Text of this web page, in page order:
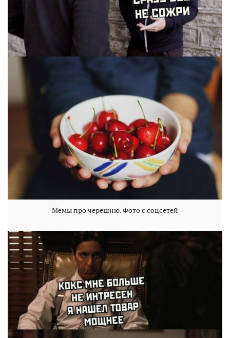
Мемы про черешню. Фото с соцсетей